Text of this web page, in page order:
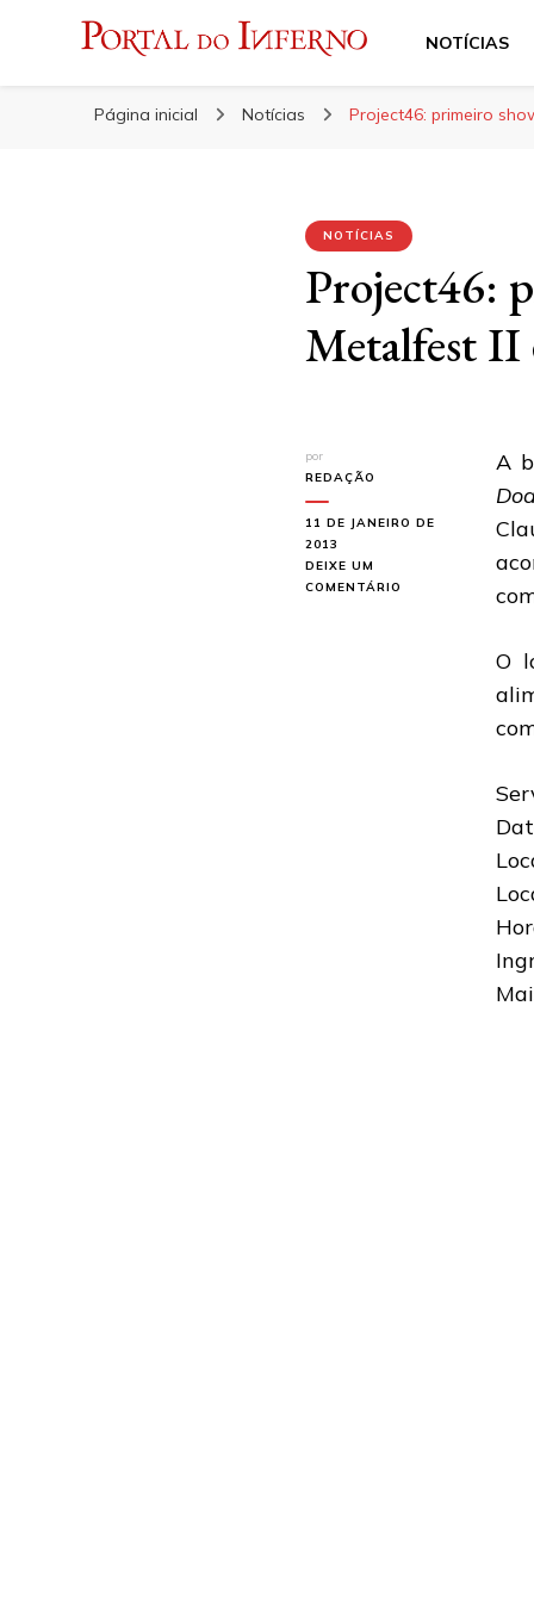
Portal do Inferno
NOTÍCIAS
Página inicial Notícias Project46: primeiro
NOTÍCIAS
Project46:
Metalfest II
por
REDAÇÃO
11 DE JANEIRO DE
2013
DEIXE UM
COMENTÁRIO
A
O